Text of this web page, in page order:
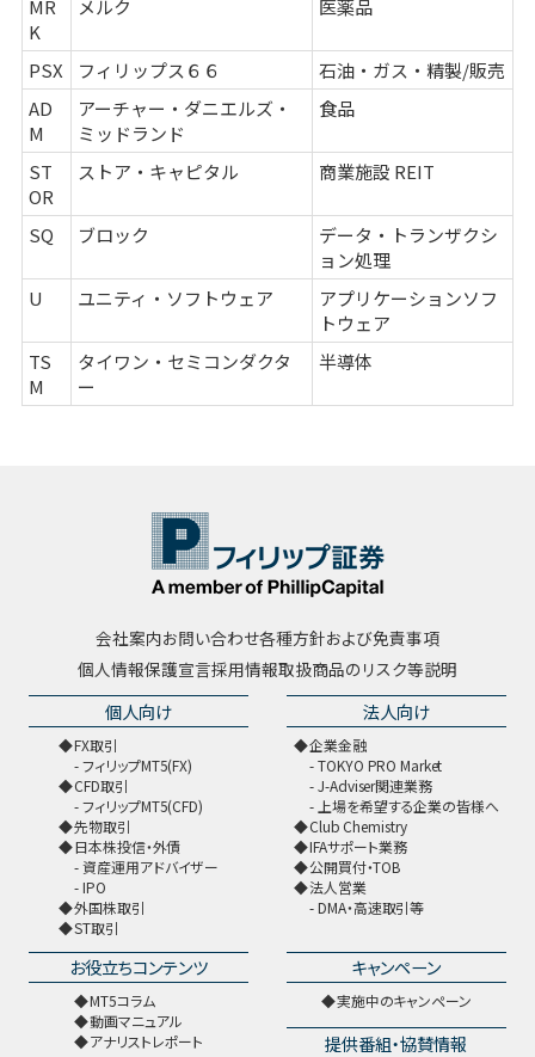
MR
K
メルク 医薬品
PSX フィリップス６６
石油・ガス・精製/販売
AD
M
アーチャー・ダニエルズ・
ミッドランド
食品
ST
OR
ストア・キャピタル 商業施設 REIT
SQ ブロック
データ・トランザクシ
ョン処理
U
ユニティ・ソフトウェア
アプリケーションソフ
トウェア
TS
M
タイワン・セミコンダクタ
ー
半導体
会社案内お問い合わせ各種方針および免責事項
個人情報保護宣言採用情報取扱商品のリスク等説明
個人向け
FX取引
フィリップMT5(FX)
CFD取引
フィリップMT5(CFD)
先物取引
日本株投信・外債
資産運用アドバイザー
IPO
外国株取引
ST取引
法人向け
企業金融
TOKYO PRO Market
J-Adviser関連業務
上場を希望する企業の皆様へ
Club Chemistry
IFAサポート業務
公開買付・TOB
法人営業
DMA・高速取引等
お役立ちコンテンツ
MT5コラム
動画マニュアル
アナリストレポート
キャンペーン
実施中のキャンペーン
提供番組・協賛情報